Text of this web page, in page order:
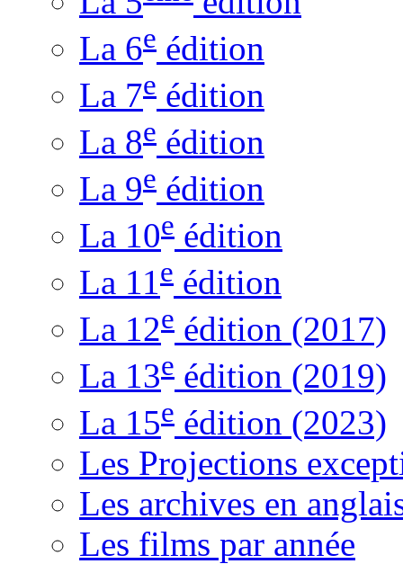
La 6e édition
La 7e édition
La 8e édition
La 9e édition
La 10e édition
La 11e édition
La 12e édition (2017)
La 13e édition (2019)
La 15e édition (2023)
Les Projections
Les archives en
Les films par année